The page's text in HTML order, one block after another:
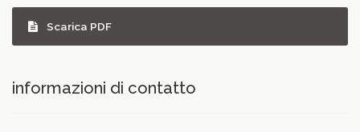
Scarica PDF
informazioni di contatto